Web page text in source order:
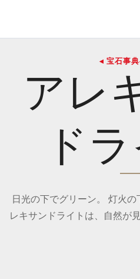
◂ 宝石事
アレ
ド
日光の下でグリーン。 灯火
レキサンドライトは、自然が